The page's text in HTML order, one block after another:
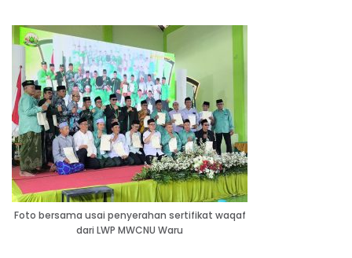
Foto bersama usai penyerahan sertifikat waqaf
dari LWP MWCNU Waru